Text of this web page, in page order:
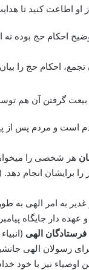
او اطاعت کنید تا
احکام حج بوده نه
تجمع، احکام حج را
بیعت گرفتن آن هم
است و مردم پس از
هر شخصی را
را برایشان انجام
غدیر به امر الهی
و عهده دار جایگاه
فرستادگان الهی
برای رسولان الهی
اوصیاء نیز با خود